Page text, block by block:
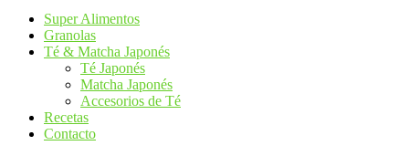
Super Alimentos
Granolas
Té & Matcha Japonés
Té Japonés
Matcha Japonés
Accesorios de Té
Recetas
Contacto